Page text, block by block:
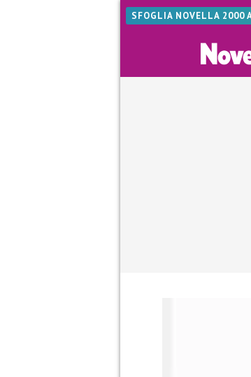
SFOGLIA NOVELLA 2000